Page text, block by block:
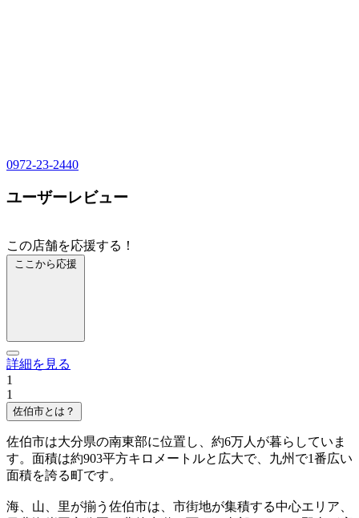
0972-23-2440
ユーザーレビュー
この店舗を応援する！
ここから応援
詳細を見る
1
1
佐伯市とは？
佐伯市は大分県の南東部に位置し、約6万人が暮らしていま
す。面積は約903平方キロメートルと広大で、九州で1番広い
面積を誇る町です。
海、山、里が揃う佐伯市は、市街地が集積する中心エリア、